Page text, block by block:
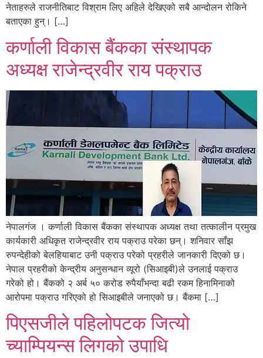
नेताहरुले राजनीतिबाट विश्राम लिए अहिले देखिएको सबै आन्दोलन रोकिने
बताएका हुन्। […]
कर्णाली विकास बैंकका संस्थापक
अध्यक्ष राजेन्द्रवीर राय पक्राउ
नेपालगंज । कर्णाली विकास बैंकका संस्थापक अध्यक्ष तथा तत्कालीन प्रमुख
कार्यकारी अधिकृत राजेन्द्रवीर राय पक्राउ परेका छन्। शनिवार साँझ
रुपन्देहीको बेलहियाबाट उनी पक्राउ परेको प्रहरीले जानकारी दिएको छ।
नेपाल प्रहरीको केन्द्रीय अनुसन्धान व्यूरो (सिआइबी)ले उनलाई पक्राउ
गरेको हो। बैंकको २ अर्ब ५० करोड रुपैयाँभन्दा बढी रकम हिनामिनाको
आरोपमा पक्राउ गरिएको हो सिआइबीले जनाएको छ। बैंकमा […]
पिएसजीले पहिलोपटक जित्यो
च्याम्पियन्स लिगको उपाधि